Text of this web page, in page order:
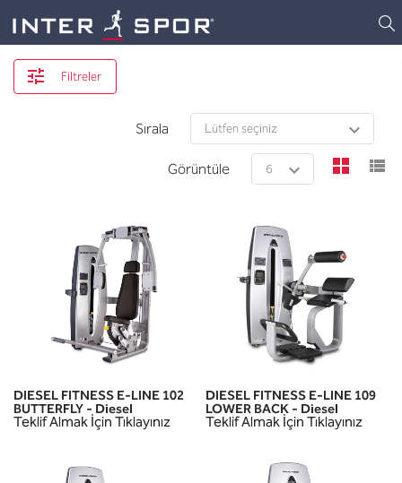
Filtreler
Sırala
Görüntüle
DIESEL FITNESS E-LINE 102
BUTTERFLY - Diesel
Teklif Almak İçin Tıklayınız
DIESEL FITNESS E-LINE 109
LOWER BACK - Diesel
Teklif Almak İçin Tıklayınız